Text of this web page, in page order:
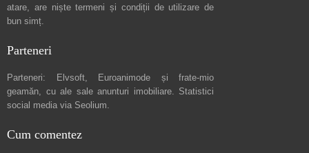
atare, are niștetermeni și condiții de utilizare de
bun simț.
Parteneri
Parteneri: Elvsoft, Euroanimode și frate-mio
geamăn, cu ale sale anunturi imobiliare. Statistici
social media via Seolium.
Cum comentez